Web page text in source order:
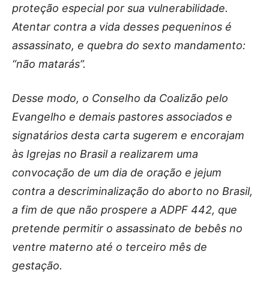
proteção especial por sua vulnerabilidade.
Atentar contra a vida desses pequeninos é
assassinato, e quebra do sexto mandamento:
“não matarás”.
Desse modo, o Conselho da Coalizão pelo
Evangelho e demais pastores associados e
signatários desta carta sugerem e encorajam
às Igrejas no Brasil a realizarem uma
convocação de um dia de oração e jejum
contra a descriminalização do aborto no Brasil,
a fim de que não prospere a ADPF 442, que
pretende permitir o assassinato de bebês no
ventre materno até o terceiro mês de
gestação.